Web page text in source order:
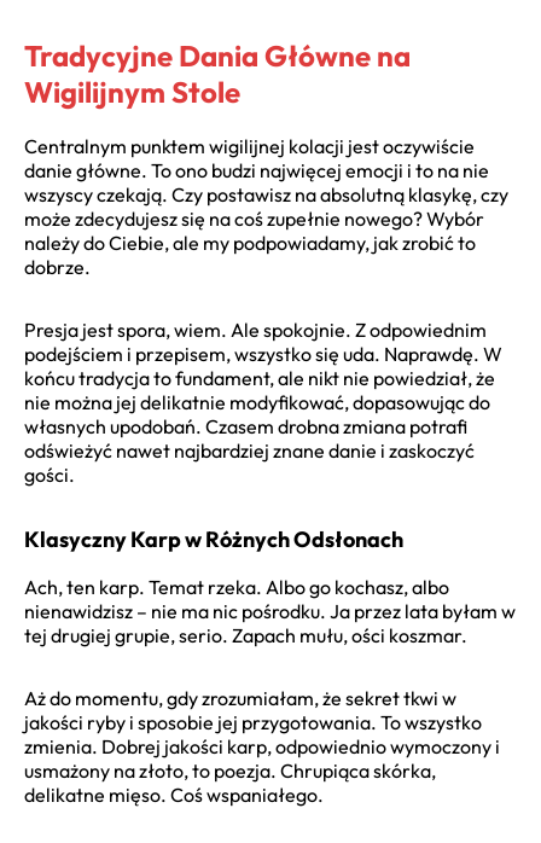
Tradycyjne Dania Główne na
Wigilijnym Stole
Centralnym punktem wigilijnej kolacji jest oczywiście
danie główne. To ono budzi najwięcej emocji i to na nie
wszyscy czekają. Czy postawisz na absolutną klasykę, czy
może zdecydujesz się na coś zupełnie nowego? Wybór
należy do Ciebie, ale my podpowiadamy, jak zrobić to
dobrze.
Presja jest spora, wiem. Ale spokojnie. Z odpowiednim
podejściem i przepisem, wszystko się uda. Naprawdę. W
końcu tradycja to fundament, ale nikt nie powiedział, że
nie można jej delikatnie modyfikować, dopasowując do
własnych upodobań. Czasem drobna zmiana potrafi
odświeżyć nawet najbardziej znane danie i zaskoczyć
gości.
Klasyczny Karp w Różnych Odsłonach
Ach, ten karp. Temat rzeka. Albo go kochasz, albo
nienawidzisz – nie ma nic pośrodku. Ja przez lata byłam w
tej drugiej grupie, serio. Zapach mułu, ości koszmar.
Aż do momentu, gdy zrozumiałam, że sekret tkwi w
jakości ryby i sposobie jej przygotowania. To wszystko
zmienia. Dobrej jakości karp, odpowiednio wymoczony i
usmażony na złoto, to poezja. Chrupiąca skórka,
delikatne mięso. Coś wspaniałego.